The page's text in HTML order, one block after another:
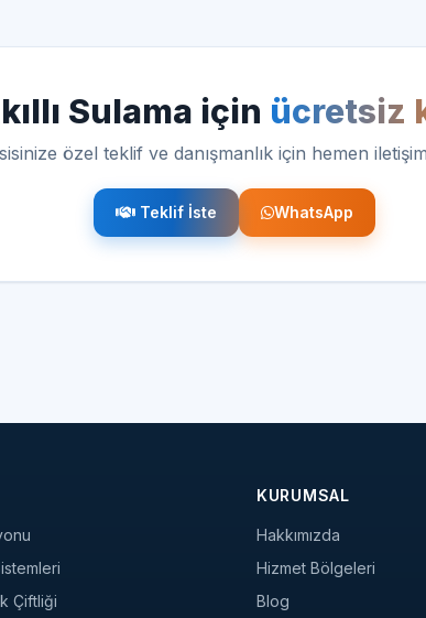
Sulama için ücretsiz
özel teklif ve danışmanlık için hemen
Teklif İste WhatsApp
Çiftliği
KURUMSAL
Hakkımızda
Hizmet Bölgeleri
Blog